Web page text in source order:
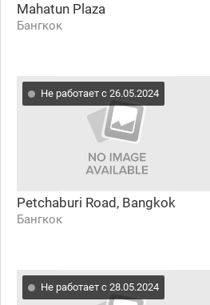
Mahatun Plaza
Бангкок
Не работает с 26.05.2024
Petchaburi Road, Bangkok
Бангкок
Не работает с 28.05.2024